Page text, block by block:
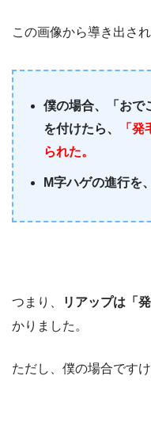
この画像から導き出さ
僕の場合、「おで
を付けたら、
「
られた。
M字ハゲの進行を、
つまり、 リアップは「
かりました。
ただし、僕の場合ですけ